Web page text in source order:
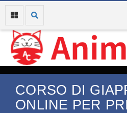
CORSO DI
ONLINE PER